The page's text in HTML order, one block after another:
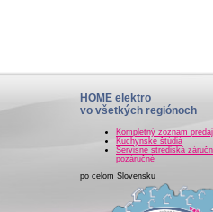
HOME elektro
vo všetkých regiónoch
Kompletný zoznam
Kuchynské štúdiá
Servisné strediská
pozáručné
po celom Slovensku